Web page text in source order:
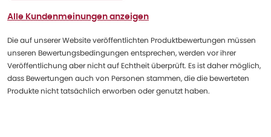
Alle Kundenmeinungen anzeigen
Die auf unserer Website veröffentlichten Produktbewertungen müssen
unseren Bewertungsbedingungen entsprechen, werden vor ihrer
Veröffentlichung aber nicht auf Echtheit überprüft. Es ist daher möglich,
dass Bewertungen auch von Personen stammen, die die bewerteten
Produkte nicht tatsächlich erworben oder genutzt haben.